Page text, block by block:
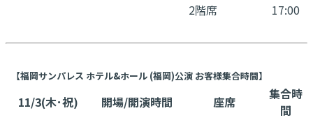
2階席
17:00
【福岡サンパレス ホテル&ホール (福岡)公演 お客様集合時間】
11/3(木･祝) 開場/開演時間 座席
集合時
間